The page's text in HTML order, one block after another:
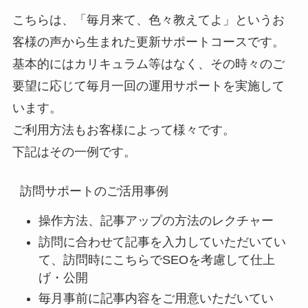
こちらは、「毎月来て、色々教えてよ」というお
客様の声から生まれた更新サポートコースです。
基本的にはカリキュラム等はなく、その時々のご
要望に応じて毎月一回の運用サポートを実施して
います。
ご利用方法もお客様によって様々です。
下記はその一例です。
訪問サポートのご活用事例
操作方法、記事アップの方法のレクチャー
訪問に合わせて記事を入力していただいてい
て、訪問時にこちらでSEOを考慮して仕上
げ・公開
毎月事前に記事内容をご用意いただいてい